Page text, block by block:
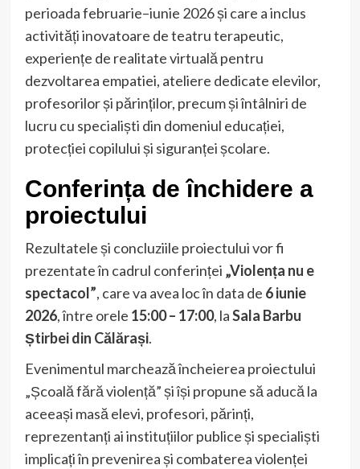
perioada februarie–iunie 2026 și care a inclus
activități inovatoare de teatru terapeutic,
experiențe de realitate virtuală pentru
dezvoltarea empatiei, ateliere dedicate elevilor,
profesorilor și părinților, precum și întâlniri de
lucru cu specialiști din domeniul educației,
protecției copilului și siguranței școlare.
Conferința de închidere a
proiectului
Rezultatele și concluziile proiectului vor fi
prezentate în cadrul conferinței „Violența nu e
spectacol”, care va avea loc în data de 6 iunie
2026, între orele 15:00 – 17:00, laSala Barbu
Știrbei din Călărași.
Evenimentul marchează încheierea proiectului
„Școală fără violență” și își propune să aducă la
aceeași masă elevi, profesori, părinți,
reprezentanți ai instituțiilor publice și specialiști
implicați în prevenirea și combaterea violenței